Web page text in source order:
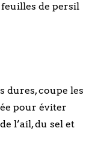
feuilles de persil
dures, coupe les
pour éviter
l’ail, du sel et